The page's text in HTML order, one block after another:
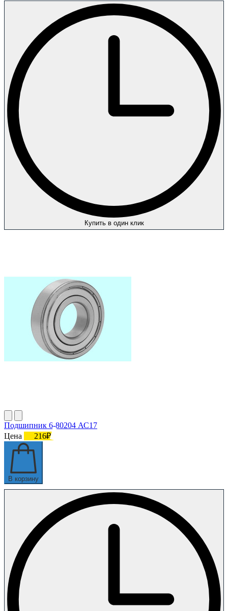
Купить в один клик
Подшипник 6-80204 АС17
Цена
216₽
В корзину